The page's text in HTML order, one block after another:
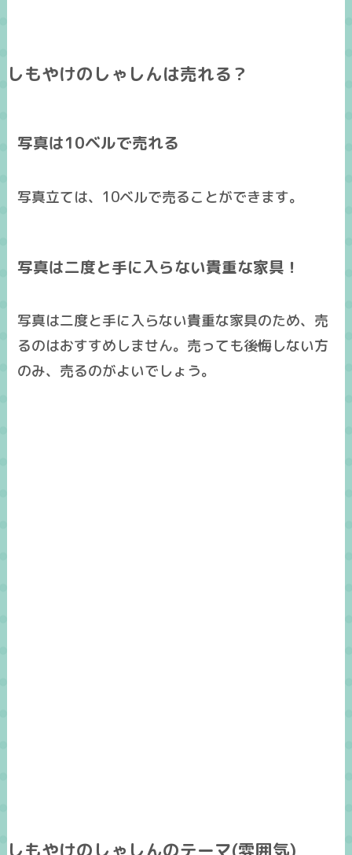
しもやけのしゃしんは売れる？
写真は10ベルで売れる
写真立ては、10ベルで売ることができます。
写真は二度と手に入らない貴重な家具！
写真は二度と手に入らない貴重な家具のため、 売
るのはおすすめしません。売っても後悔しない方
のみ、売るのがよいでしょう。